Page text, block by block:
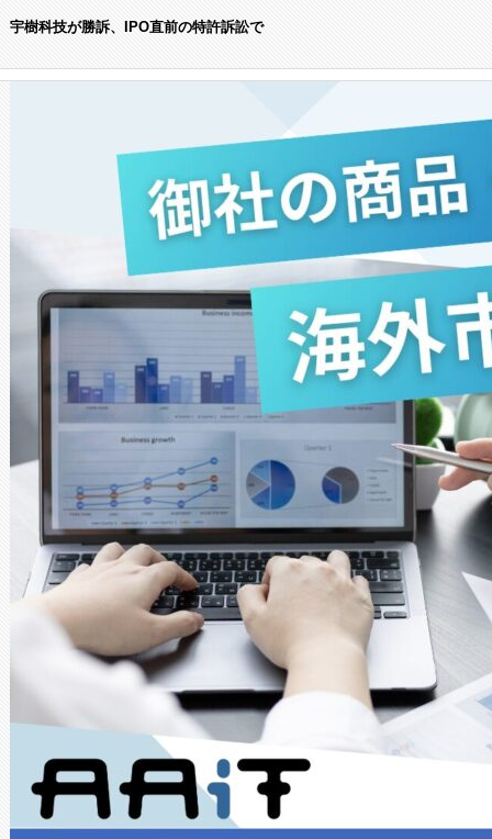
宇樹科技が勝訴、IPO直前の特許訴訟で